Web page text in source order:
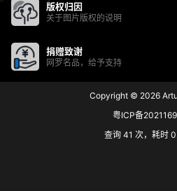
版权归因
关于图片版权的说明
捐赠致谢
网罗名品，给予支持
Copyright © 2026
粤ICP备
查询 41 次，耗时